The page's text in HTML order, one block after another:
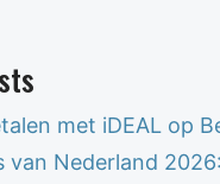
met iDEAL op
van Nederland